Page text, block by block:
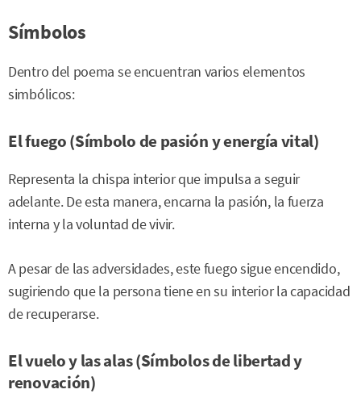
Símbolos
Dentro del poema se encuentran varios elementos
simbólicos:
El fuego (Símbolo de pasión y energía vital)
Representa la chispa interior que impulsa a seguir
adelante. De esta manera, encarna la pasión, la fuerza
interna y la voluntad de vivir.
A pesar de las adversidades, este fuego sigue encendido,
sugiriendo que la persona tiene en su interior la capacidad
de recuperarse.
El vuelo y las alas (Símbolos de libertad y
renovación)